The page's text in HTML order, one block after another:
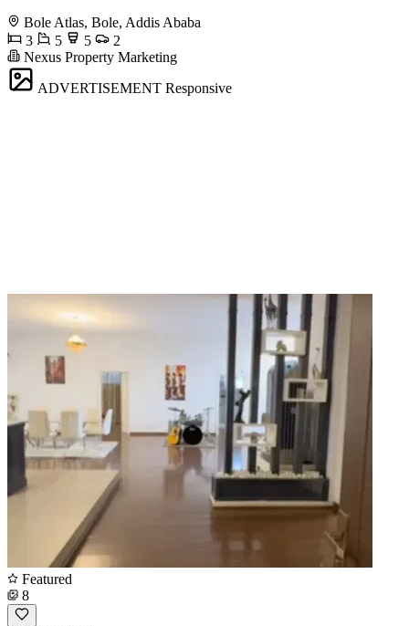
Bole Atlas, Bole, Addis Ababa
3
5 5
2
Nexus Property Marketing
ADVERTISEMENT Responsive
Featured
8